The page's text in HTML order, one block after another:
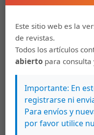
Stensrud Krohn, H.
mantenimiento de la
Káñina,38(1). https://
Más formatos de cita
Descargas
Este sitio web es la
de revistas.
Todos los artículos
abierto para consulta
Importante: En
registrarse ni
Para envíos y
por favor utilice